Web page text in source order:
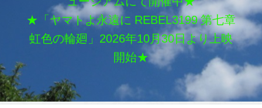
★「ヤマトよ永遠に REBEL3199 第七章
虹色の輪廻」2026年10月30日より上映
開始★